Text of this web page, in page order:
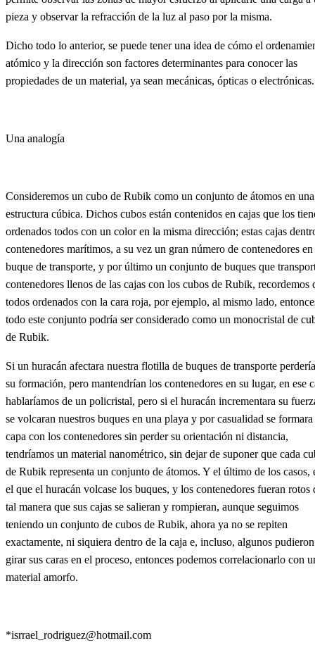
pieza y observar la refracción de la luz al paso por la misma.
Dicho todo lo anterior, se puede tener una idea de cómo el
atómico y la dirección son factores determinantes para conocer las
propiedades de un material, ya sean mecánicas, ópticas o electrónicas.
Una analogía
Consideremos un cubo de Rubik como un conjunto de átomos en una
estructura cúbica. Dichos cubos están contenidos en cajas que los
ordenados todos con un color en la misma dirección; estas cajas
contenedores marítimos, a su vez un gran número de contenedores
buque de transporte, y por último un conjunto de buques que
contenedores llenos de las cajas con los cubos de Rubik, recordemos
todos ordenados con la cara roja, por ejemplo, al mismo lado,
todo este conjunto podría ser considerado como un monocristal de
de Rubik.
Si un huracán afectara nuestra flotilla de buques de transporte
su formación, pero mantendrían los contenedores en su lugar, en ese
hablaríamos de un policristal, pero si el huracán incrementara su
se volcaran nuestros buques en una playa y por casualidad se
capa con los contenedores sin perder su orientación ni distancia,
tendríamos un material nanométrico, sin dejar de suponer que cada
de Rubik representa un conjunto de átomos. Y el último de los casos,
el que el huracán volcase los buques, y los contenedores fueran rotos
tal manera que sus cajas se salieran y rompieran, aunque seguimos
teniendo un conjunto de cubos de Rubik, ahora ya no se repiten
exactamente, ni siquiera dentro de la caja e, incluso, algunos pudieron
girar sus caras en el proceso, entonces podemos correlacionarlo con
material amorfo.
*isrrael_rodriguez@hotmail.com